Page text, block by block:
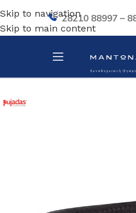
Skip to navigation
Skip to main content
28210 88997 –
Αρχική σελίδα/ Επιτραπέζια